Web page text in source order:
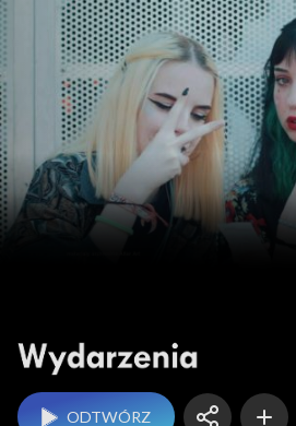
Wydarzenia
ODTWÓRZ